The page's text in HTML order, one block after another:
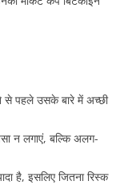
से पहले उसके बारे में अच्छी
न लगाएं, बल्कि अलग-
है, इसलिए जितना रिस्क